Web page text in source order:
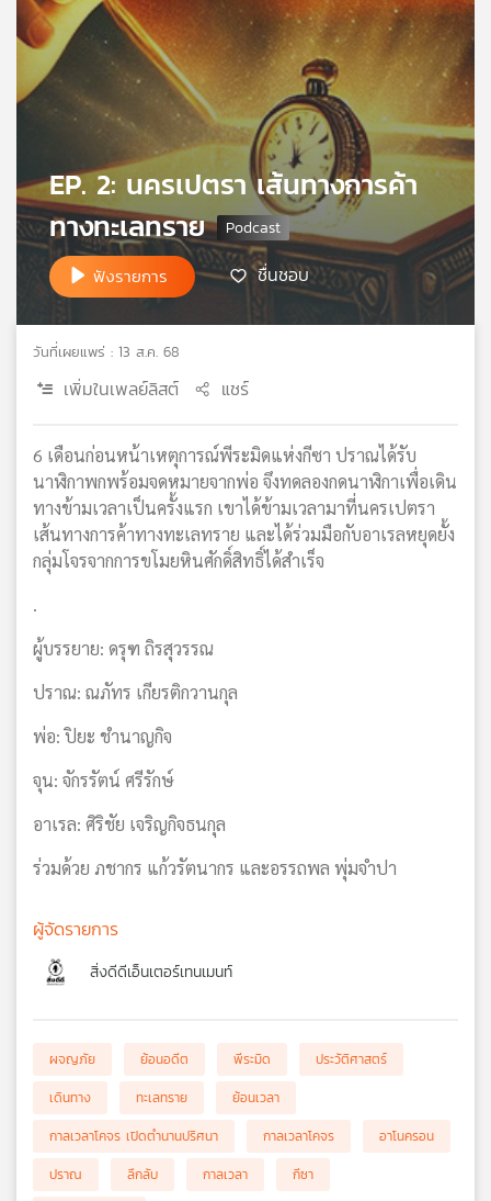
เครือ
ข่าย
บี
เอส
แผนที่
วิทยุ
เครือ
EP. 2: นครเปตรา เส้นทางการค้า
ทางทะเลทราย
ฟังรายการ ชื่นชอบ
วันที่เผยแพร่ : 13 ส.ค. 68
เพิ่มในเพลย์ลิสต์ แชร์
6 เดือนก่อนหน้าเหตุการณ์พีระมิดแห่งกีซา ปราณได้รับ
นาฬิกาพกพร้อมจดหมายจากพ่อ จึงทดลองกดนาฬิกาเพื่อเดิน
ทางข้ามเวลาเป็นครั้งแรก เขาได้ข้ามเวลามาที่นครเปตรา
เส้นทางการค้าทางทะเลทราย และได้ร่วมมือกับอาเรลหยุดยั้ง
กลุ่มโจรจากการขโมยหินศักดิ์สิทธิ์ได้สำเร็จ
.
ผู้บรรยาย: ดรุฑ ถิรสุวรรณ
ปราณ: ณภัทร เกียรติกวานกุล
พ่อ: ปิยะ ชำนาญกิจ
จุน: จักรรัตน์ ศรีรักษ์
อาเรล: ศิริ​ชัย​ เจริญ​กิจ​ธน​กุล​
ร่วมด้วย ภชากร แก้วรัตนากร และอรรถพล พุ่มจำปา
ผู้จัดรายการ
สิ่งดีดีเอ็นเตอร์เทนเมนท์
ผจญภัย ย้อนอดีต พีระมิด
ประวัติศาสตร์
เดินทาง
ทะเลทราย
ย้อนเวลา
กาลเวลาโคจร เปิดตำนานปริศนา
กาลเวลาโคจร
อาโนครอน
ปราณ
ลึกลับ กาลเวลา
กีซา